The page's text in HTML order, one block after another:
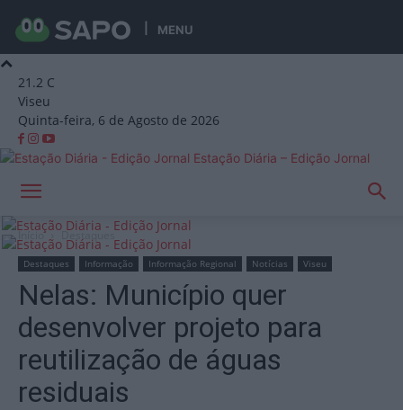
MENU
21.2 C
Viseu
Quinta-feira, 6 de Agosto de 2026
Estação Diária – Edição Jornal
Início Destaques
Destaques Informação Informação Regional Notícias Viseu
Nelas: Município quer
desenvolver projeto para
reutilização de águas
residuais